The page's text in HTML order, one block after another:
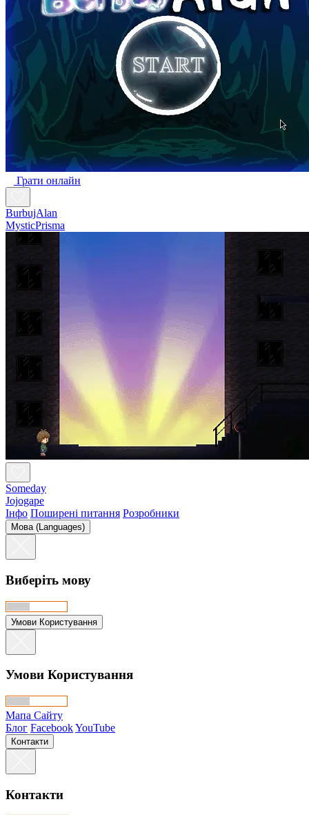
Грати онлайн
BurbujAlan
MysticPrisma
Someday
Jojogape
Інфо Поширені питання Розробники
Мова (Languages)
Виберіть мову
Умови Користування
Умови Користування
Мапа Сайту
Блог FacebookYouTube
Контакти
Контакти